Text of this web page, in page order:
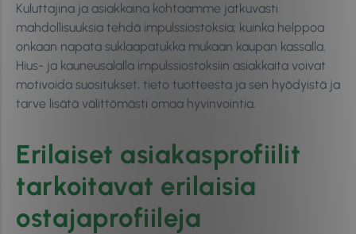
Kuluttajina ja asiakkaina kohtaamme jatkuvasti
mahdollisuuksia tehdä impulssiostoksia; kuinka helppoa
onkaan napata suklaapatukka mukaan kaupan kassalla.
Hius- ja kauneusalalla impulssiostoksiin asiakkaita voivat
motivoida suositukset, tieto tuotteesta ja sen hyödyistä ja
tarve lisätä välittömästi omaa hyvinvointia.
Erilaiset asiakasprofiilit
tarkoitavat erilaisia
ostajaprofiileja